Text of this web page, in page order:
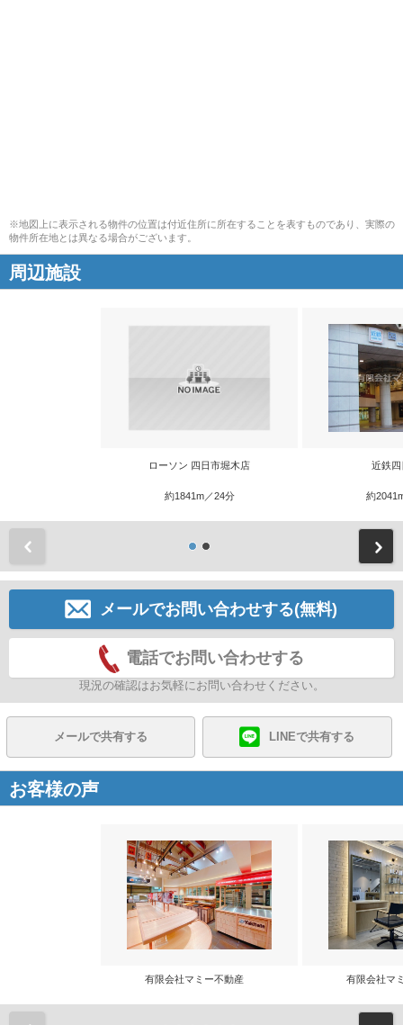
※地図上に表示される物件の位置は付近住所に所在することを表すものであり、実際の
物件所在地とは異なる場合がございます。
周辺施設
ローソン 四日市堀木店
約1841m／24分
近鉄四
約
メールでお問い合わせする(無料)
電話でお問い合わせする
現況の確認はお気軽にお問い合わせください。
メールで共有する LINEで共有する
お客様の声
有限会社マミー不動産 有限会社